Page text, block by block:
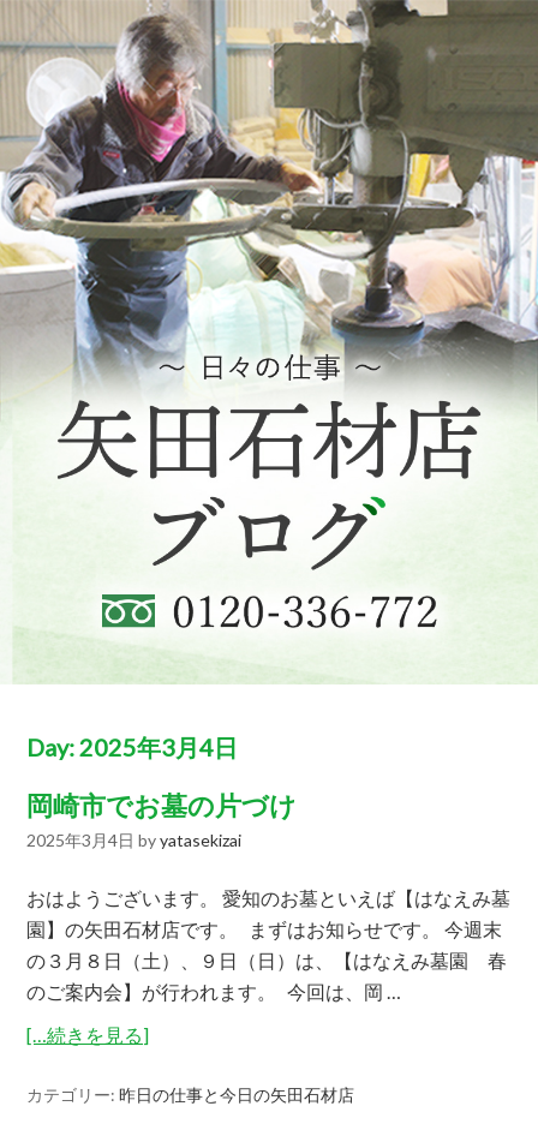
Day:2025年3月4日
岡崎市でお墓の片づけ
2025年3月4日 byyatasekizai
おはようございます。 愛知のお墓といえば【はなえみ墓
園】の矢田石材店です。 まずはお知らせです。 今週末
の３月８日（土）、９日（日）は、【はなえみ墓園 春
のご案内会】が行われます。 今回は、岡 …
[…続きを見る]
カテゴリー:昨日の仕事と今日の矢田石材店